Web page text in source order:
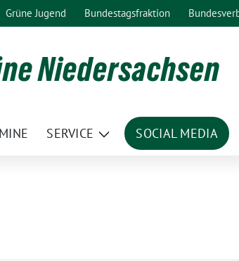
Grüne Jugend Bundestagsfraktion
Niedersachsen
SERVICE
Zeige
SOCIAL MEDIA